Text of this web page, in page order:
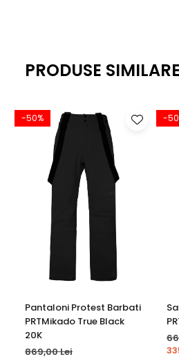
PRODUSE SIMILARE
-50%
Pantaloni Protest Barbati
PRTMikado True Black
20K
869,00 Lei
-